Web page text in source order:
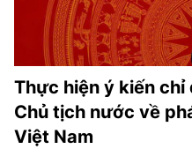
Thực hiện ý kiến chỉ
Chủ tịch nước về
Việt Nam